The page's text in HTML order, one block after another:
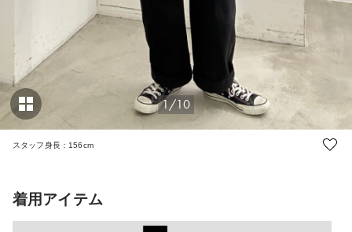
1/10
スタッフ身長：156cm
着用アイテム